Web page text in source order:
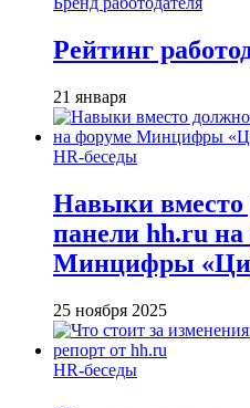
Рейтинг
21 января
HR-беседы
Навыки вместо
панели hh.ru
Минцифры
25 ноября 2025
HR-беседы